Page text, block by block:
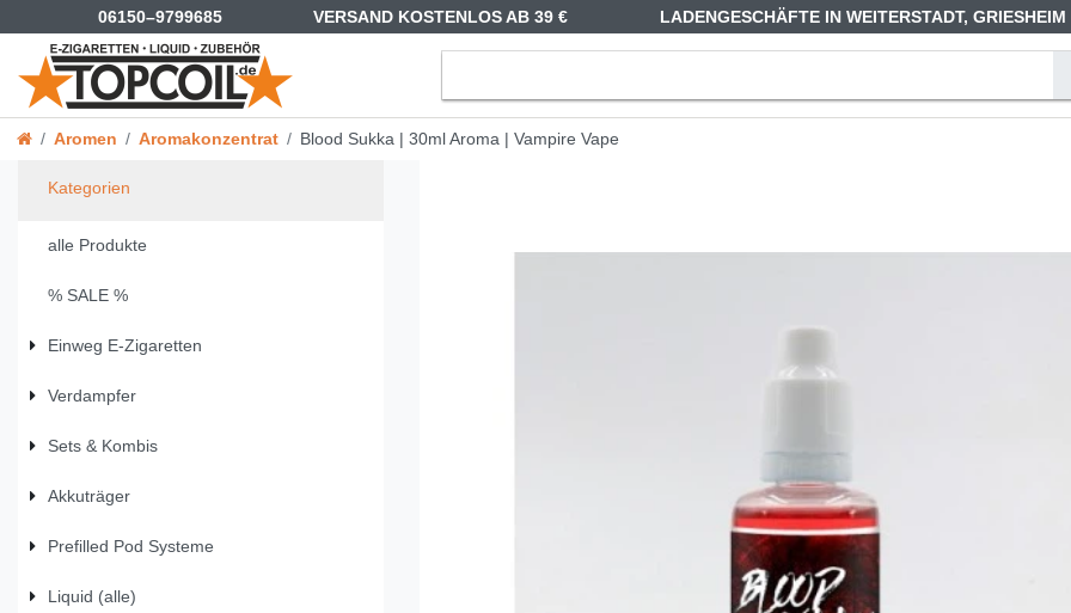
06150–9799685 VERSAND KOSTENLOS AB 39 € LADENGESCHÄFTE IN WEITERSTADT,
Aromen Aromakonzentrat Blood Sukka | 30ml Aroma | Vampire Vape
Kategorien
alle Produkte
% SALE %
Einweg E-Zigaretten
Verdampfer
Sets & Kombis
Akkuträger
Prefilled Pod Systeme
Liquid (alle)